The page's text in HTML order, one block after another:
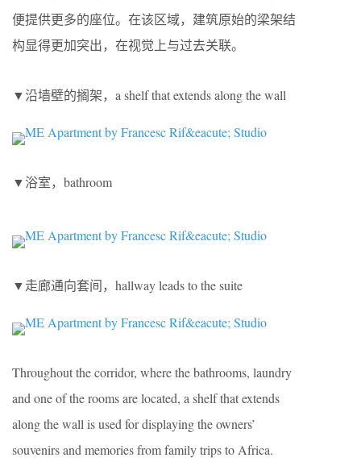
便提供更多的座位。在该区域，建筑原始的梁架结
构显得更加突出，在视觉上与过去关联。
▼沿墙壁的搁架，a shelf that extends along the wall
▼浴室，bathroom
▼走廊通向套间，hallway leads to the suite
Throughout the corridor, where the bathrooms, laundry
and one of the rooms are located, a shelf that extends
along the wall is used for displaying the owners’
souvenirs and memories from family trips to Africa.